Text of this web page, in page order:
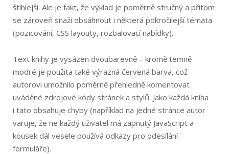
štíhlejší. Ale je fakt, že výklad je poměrně stručný a přitom
se zároveň snaží obsáhnout i některá pokročilejší témata
(pozicování, CSS layouty, rozbalovací nabídky).
Text knihy je vysázen dvoubarevně – kromě temně
modré je použita také výrazná červená barva, což
autorovi umožnilo poměrně přehledně komentovat
uváděné zdrojové kódy stránek a stylů. Jako každá kniha
i tato obsahuje chyby (například na jedné stránce autor
varuje, že ne každý uživatel má zapnutý JavaScript a
kousek dál vesele používá odkazy pro odesílání
formuláře).